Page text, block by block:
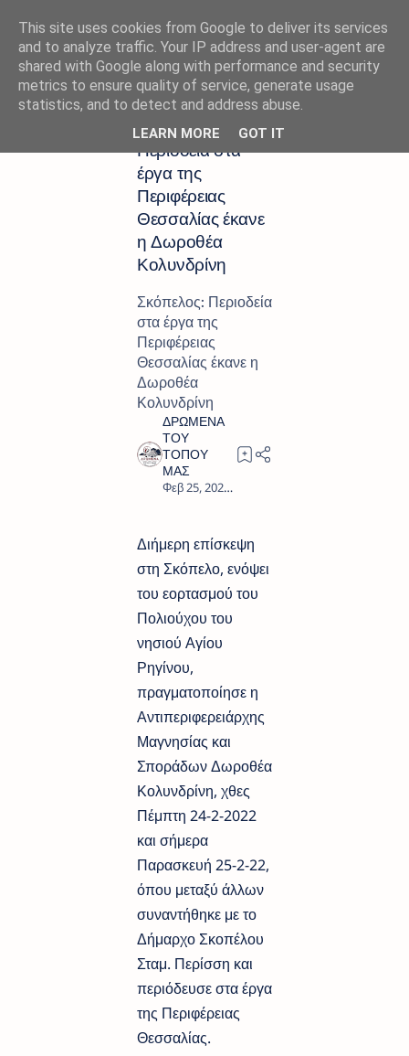
Αρχική σελίδα ΑΓΙΟΣ ΡΗΓΙΝΟΣ
Σκόπελος:
Περιοδεία στα
έργα της
Περιφέρειας
Θεσσαλίας έκανε
η Δωροθέα
Κολυνδρίνη
Σκόπελος: Περιοδεία
στα έργα της
Περιφέρειας
Θεσσαλίας έκανε η
Δωροθέα
Κολυνδρίνη
Διήμερη επίσκεψη
στη Σκόπελο, ενόψει
του εορτασμού του
Πολιούχου του
νησιού Αγίου
Ρηγίνου,
πραγματοποίησε η
Αντιπεριφερειάρχης
Μαγνησίας και
Σποράδων Δωροθέα
Κολυνδρίνη, χθες
Πέμπτη 24-2-2022
και σήμερα
Παρασκευή 25-2-22,
όπου μεταξύ άλλων
συναντήθηκε με το
Δήμαρχο Σκοπέλου
Σταμ. Περίσση και
περιόδευσε στα έργα
της Περιφέρειας
Θεσσαλίας.
This site uses cookies from Google to deliver its services
and to analyze traffic. Your IP address and user-agent are
shared with Google along with performance and security
metrics to ensure quality of service, generate usage
statistics, and to detect and address abuse.
LEARN MORE GOT IT